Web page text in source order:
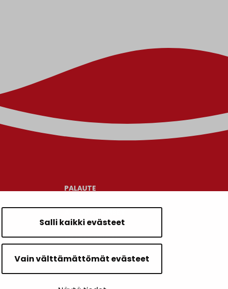
Salli kaikki evästeet
Vain välttämättömät evästeet
PALAUTE
YHTEYSTIEDOT
KARTTAPALVELU